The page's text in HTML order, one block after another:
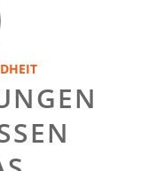
C